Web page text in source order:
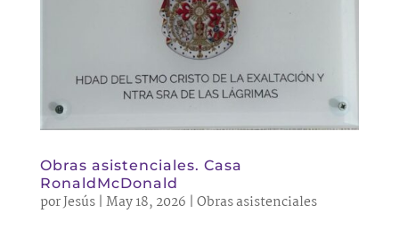
Obras asistenciales. Casa
RonaldMcDonald
porJesús| May 18, 2026 | Obras asistenciales